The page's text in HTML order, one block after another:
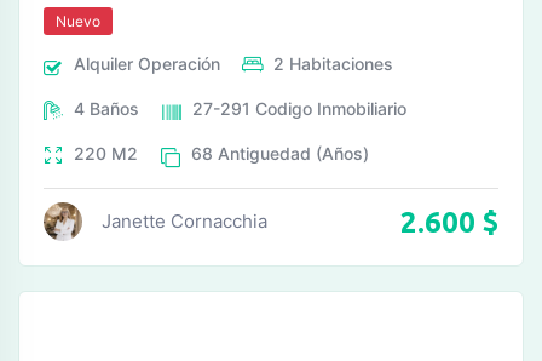
Nuevo
Alquiler Operación 2 Habitaciones
4 Baños 27-291 Codigo Inmobiliario
220 M2 68 Antiguedad (Años)
Janette Cornacchia 2.600 $